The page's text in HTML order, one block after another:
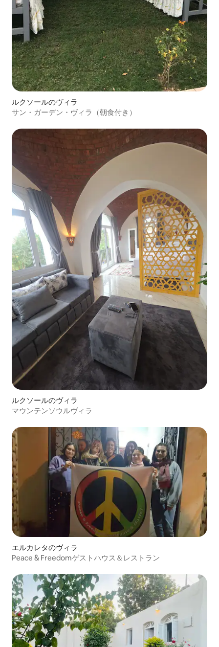
ルクソールのヴィラ
サン・ガーデン・ヴィラ（朝食付き）
ルクソールのヴィラ
マウンテンソウルヴィラ
エルカレタのヴィラ
Peace & Freedomゲストハウス＆レストラン